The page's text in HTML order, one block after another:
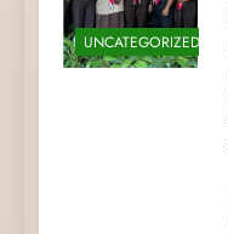
UNCATEGORIZED